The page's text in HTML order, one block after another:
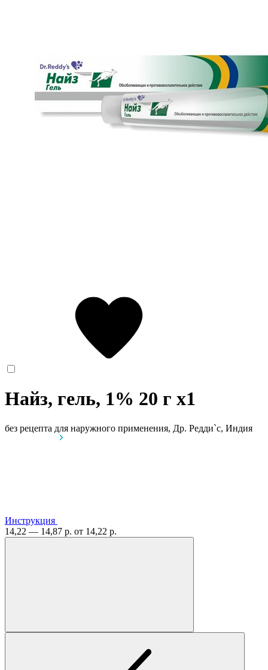
Найз, гель, 1% 20 г x1
без рецепта для наружного применения, Др. Редди`с, Индия
Инструкция
14,22 — 14,87 р. от 14,22 р.